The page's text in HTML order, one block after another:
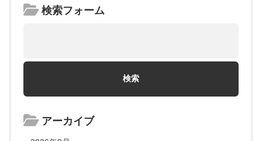
検索フォーム
アーカイブ